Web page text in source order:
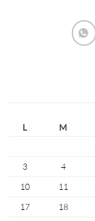
L M
3
4
10
11
17
18